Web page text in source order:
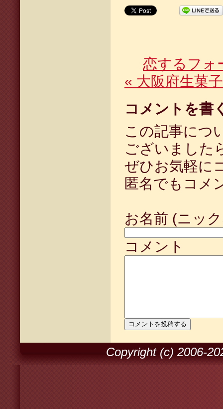
恋するフォ
« 大阪府生菓
コメントを書
この記事につ
ございました
ぜひお気軽に
匿名でもコメ
お名前 (ニッ
コメント
Copyright (c) 2006-